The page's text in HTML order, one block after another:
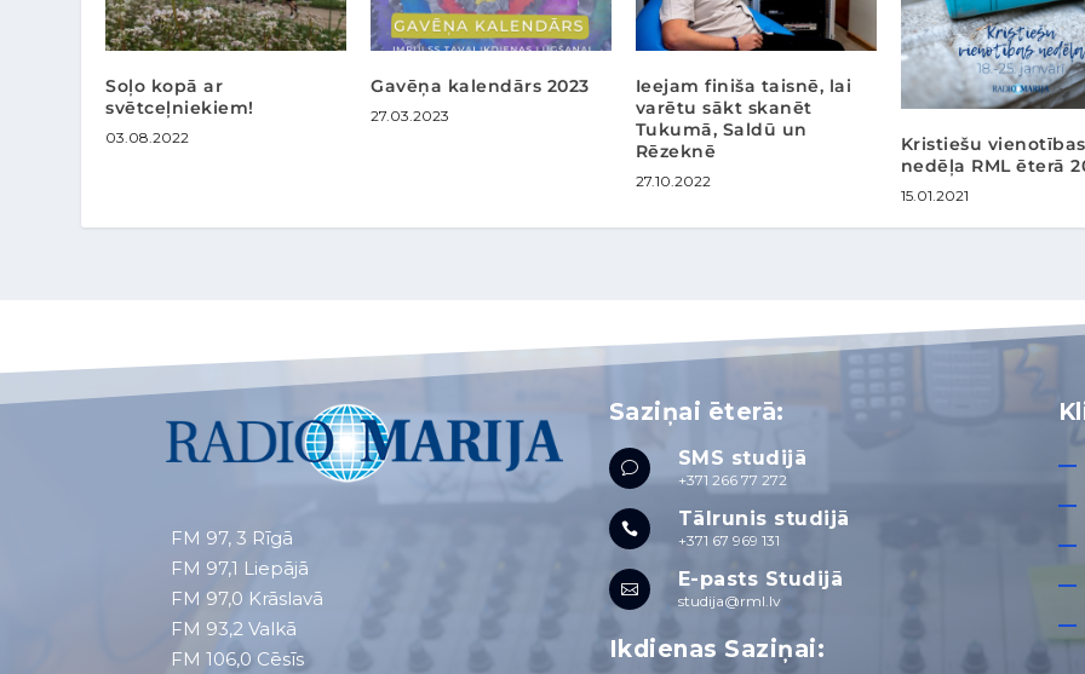
Soļo kopā ar
svētceļniekiem!
03.08.2022
Gavēņa kalendārs 2023
27.03.2023
Ieejam finiša taisnē, lai
varētu sākt skanēt
Tukumā, Saldū un
Rēzeknē
27.10.2022
Kristiešu vienotības
nedēļa RML ēterā
15.01.2021
FM 97, 3 Rīgā
FM 97,1 Liepājā
FM 97,0 Krāslavā
FM 93,2 Valkā
FM 106,0 Cēsīs
Saziņai ēterā:
v SMS studijā
+371 266 77 272
 Tālrunis studijā
+371 67 969 131
 E-pasts Studijā
studija@rml.lv
Ikdienas Saziņai: